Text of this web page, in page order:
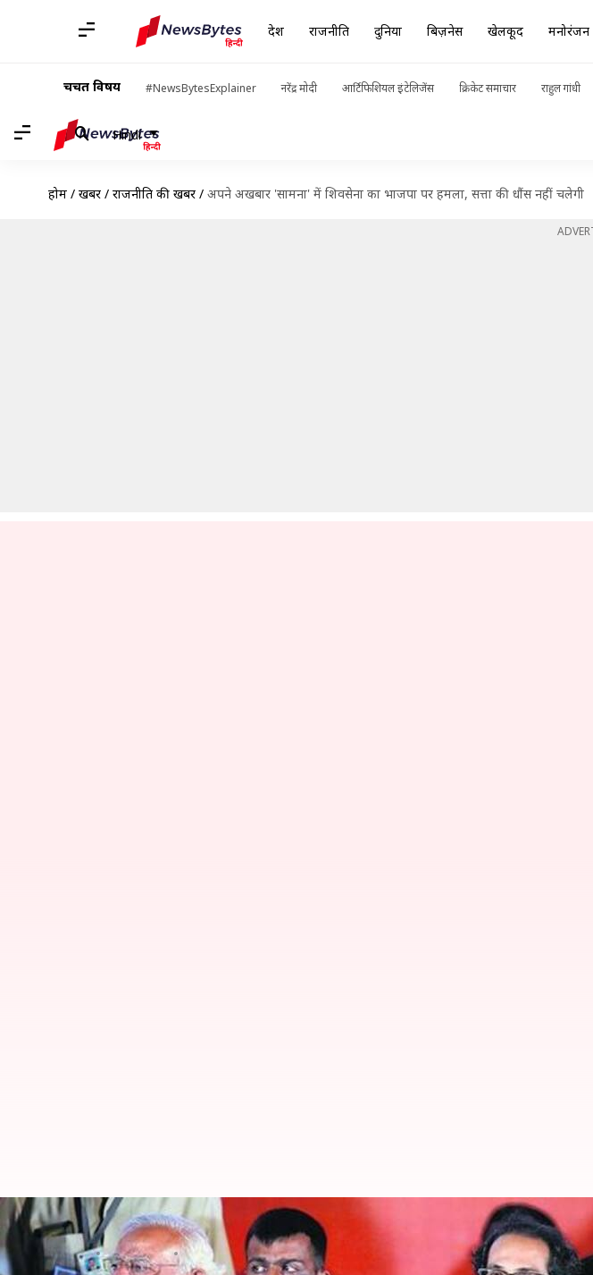
देश राजनीति दुनिया बिज़नेस खेलकूद मनोरंजन
चर्चित विषय #NewsBytesExplainer नरेंद्र मोदी आर्टिफिशियल इंटेलिजेंस क्रिकेट समाचार राहुल गांधी
Hindi
होम / खबरें / राजनीति की खबरें / अपने अखबार 'सामना' में शिवसेना का भाजपा पर हमला, सत्ता की धौंस नहीं चलेगी
अपने अखबार 'सामना' में शिवसेना का भाजपा पर हमला,
मुकुल तोमर Oct 25, 2019 02:00 pm